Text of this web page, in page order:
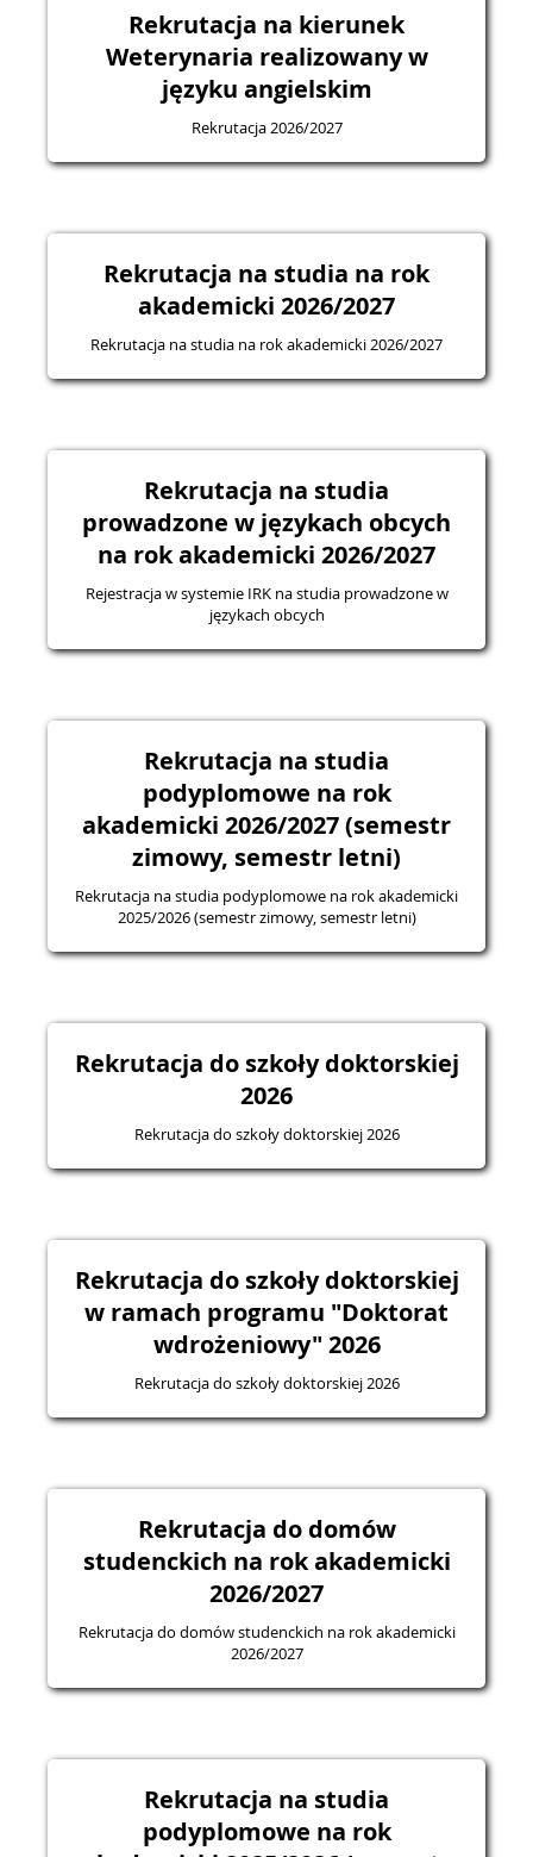
Rekrutacja na kierunek
Weterynaria realizowany w
języku angielskim
Rekrutacja 2026/2027
Rekrutacja na studia na rok
akademicki 2026/2027
Rekrutacja na studia na rok akademicki 2026/2027
Rekrutacja na studia
prowadzone w językach obcych
na rok akademicki 2026/2027
Rejestracja w systemie IRK na studia prowadzone w
językach obcych
Rekrutacja na studia
podyplomowe na rok
akademicki 2026/2027 (semestr
zimowy, semestr letni)
Rekrutacja na studia podyplomowe na rok akademicki
2025/2026 (semestr zimowy, semestr letni)
Rekrutacja do szkoły doktorskiej
2026
Rekrutacja do szkoły doktorskiej 2026
Rekrutacja do szkoły doktorskiej
w ramach programu "Doktorat
wdrożeniowy" 2026
Rekrutacja do szkoły doktorskiej 2026
Rekrutacja do domów
studenckich na rok akademicki
2026/2027
Rekrutacja do domów studenckich na rok akademicki
2026/2027
Rekrutacja na studia
podyplomowe na rok